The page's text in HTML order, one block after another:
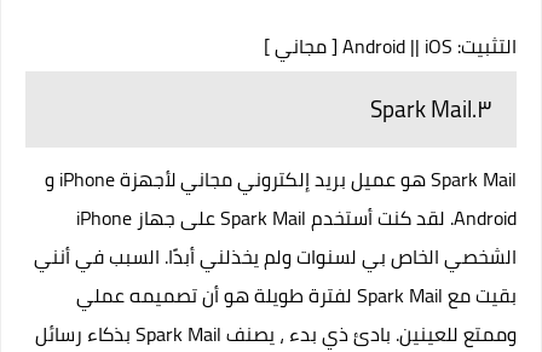
التثبيت: Android|| iOS [ مجاني ]
٣.Spark Mail
Spark Mail هو عميل بريد إلكتروني مجاني لأجهزة iPhone و
Android. لقد كنت أستخدم Spark Mail على جهاز iPhone
الشخصي الخاص بي لسنوات ولم يخذلني أبدًا. السبب في أنني
بقيت مع Spark Mail لفترة طويلة هو أن تصميمه عملي
وممتع للعينين. بادئ ذي بدء ، يصنف Spark Mail بذكاء رسائل